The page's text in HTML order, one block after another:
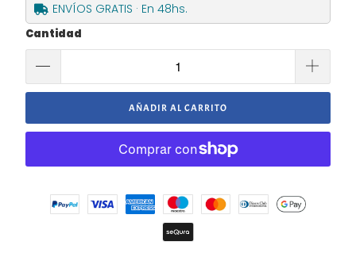
ENVÍOS GRATIS · En 48hs.
Cantidad
AÑADIR AL CARRITO